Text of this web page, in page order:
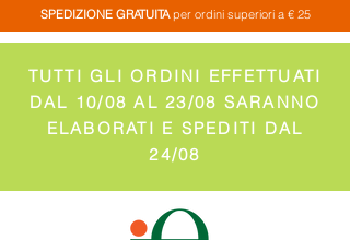
SPEDIZIONE GRATUITAper ordini superiori a € 25
TUTTI GLI ORDINI EFFETTUATI
DAL 10/08 AL 23/08 SARANNO
ELABORATI E SPEDITI DAL
24/08